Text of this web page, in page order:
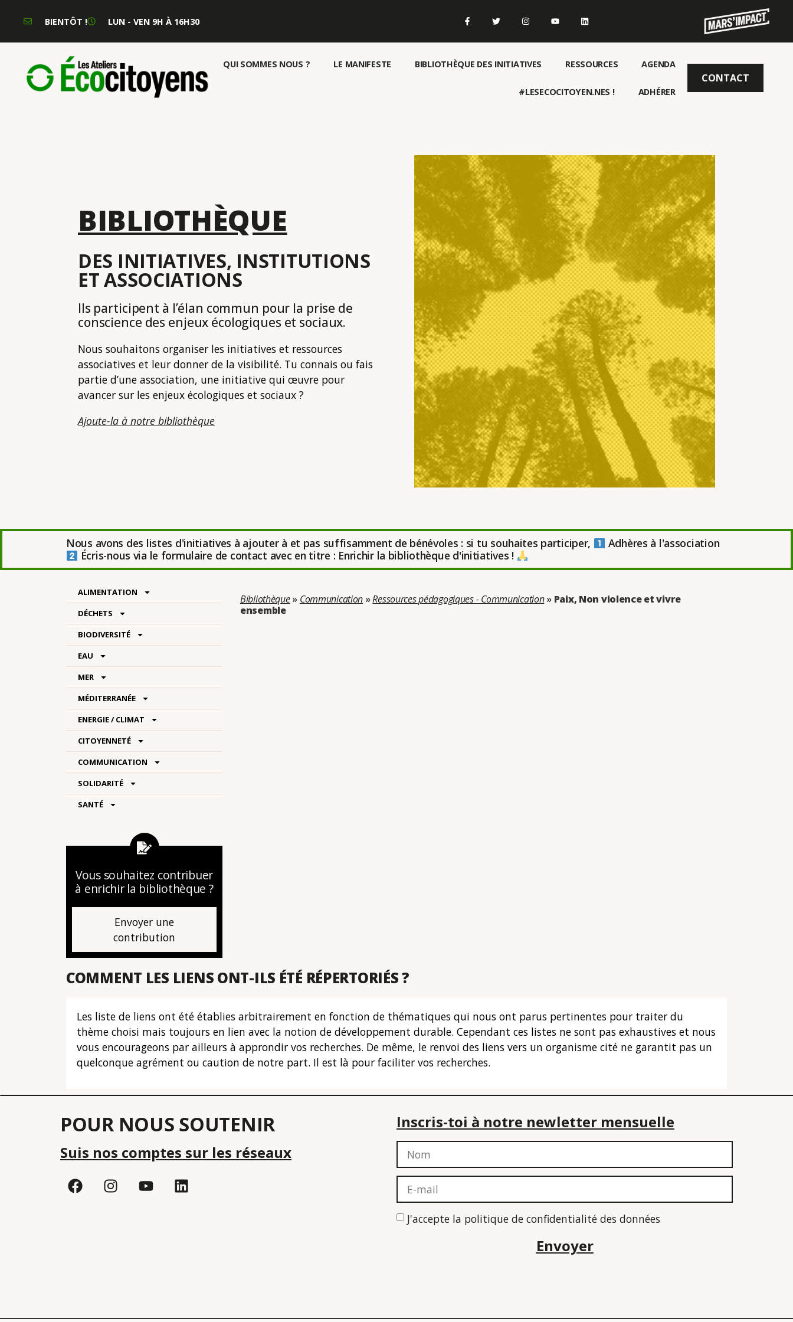
BIENTÔT ! LUN - VEN 9H À 16H30
QUI SOMMES NOUS ? LE MANIFESTE BIBLIOTHÈQUE DES INITIATIVES RESSOURCES AGENDA
#LESECOCITOYEN.NES ! ADHÉRER
CONTACT
BIBLIOTHÈQUE
DES INITIATIVES, INSTITUTIONS
ET ASSOCIATIONS
Ils participent à l’élan commun pour la prise de
conscience des enjeux écologiques et sociaux.
Nous souhaitons organiser les initiatives et ressources
associatives et leur donner de la visibilité. Tu connais ou fais
partie d’une association, une initiative qui œuvre pour
avancer sur les enjeux écologiques et sociaux ?
Ajoute-la à notre bibliothèque
Nous avons des listes d'initiatives à ajouter à et pas suffisamment de bénévoles : si tu souhaites participer,
Adhères à l'association
Écris-nous via le formulaire de contact avec en titre : Enrichir la bibliothèque d'initiatives !
ALIMENTATION
DÉCHETS
BIODIVERSITÉ
EAU
MER
MÉDITERRANÉE
ENERGIE / CLIMAT
CITOYENNETÉ
COMMUNICATION
SOLIDARITÉ
SANTÉ
Vous souhaitez contribuer
à enrichir la bibliothèque ?
Envoyer une
contribution
Bibliothèque» Communication »Ressources pédagogiques - Communication» Paix, Non violence et vivre
ensemble
COMMENT LES LIENS ONT-ILS ÉTÉ RÉPERTORIÉS ?
Les liste de liens ont été établies arbitrairement en fonction de thématiques qui nous ont parus pertinentes pour traiter du
thème choisi mais toujours en lien avec la notion de développement durable. Cependant ces listes ne sont pas exhaustives et nous
vous encourageons par ailleurs à approndir vos recherches. De même, le renvoi des liens vers un organisme cité ne garantit pas un
quelconque agrément ou caution de notre part. Il est là pour faciliter vos recherches.
POUR NOUS SOUTENIR
Suis nos comptes sur les réseaux
Inscris-toi à notre newletter mensuelle
J'accepte la politique de confidentialité des données
Envoyer